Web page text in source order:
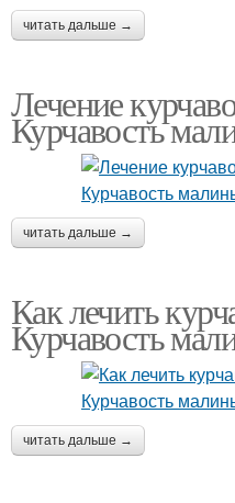
читать дальше →
Лечение
Курчавость
читать дальше →
Как лечить
Курчавость
читать дальше →